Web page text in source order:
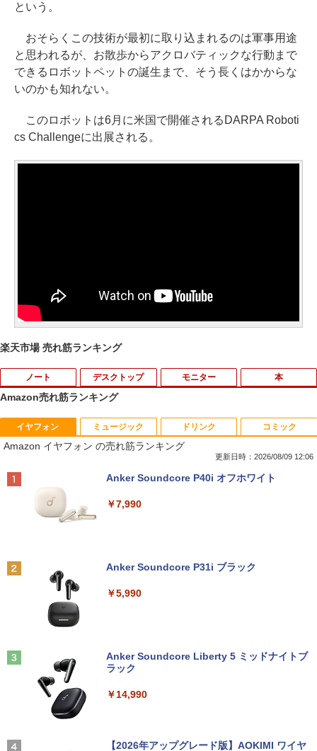
という。
おそらくこの技術が最初に取り込まれるのは軍事用途
と思われるが、お散歩からアクロバティックな行動まで
できるロボットペットの誕生まで、そう長くはかからな
いのかも知れない。
このロボットは6月に米国で開催されるDARPA Roboti
cs Challengeに出展される。
楽天市場 売れ筋ランキング
ノート
1
【★最大100%ポイント】【大特価!訳あ
り!】富士通 LIFEBOOK A576/第6世代 C
ore i3/メモリ:4GB/SSD:128GB/15.6型液
パソコン ノートパソコン Windows11 W
【マラソンP5倍/10%オフクーポン】中古
付き Panasonic Let's note CF-NX3 第4
￥9,800
GHz | MEM:8GB | HDD:500GB | DVDマ
デスクトップ
1
R309-Apple Mac mini A1347 1点 MacO
S Catalina 10.15.7/CPU Core i5-4260U/
メモリ 4GB/SATA 500GB intel HD Grap
★送料無料【中古動作品】
￥6,480
2
中古パソコン | NEC | Mate MRL36L-5 |
Windows11 | デスクトップ | 一年保証 |
Hz | MEM:8GB | SSD:256GB(新品) | DV
ャンス】GMKtec G5S ミニpc 【Intel N
FI6 Bluetooth5.2 4K 2画面出力 デスク
モニター
1
【楽天1位 10.5/11インチ 小型 軽量】モ
バイルモニター 10.5インチ 11インチ フ
ルHD 1080P 100%sRGB 400cd/m? 光沢
C対応 miniHDMI モニター 持ち運び サブ
V
24インチ IPS 内蔵スピーカーディスプレ
料無料】pcモニター (ケーブル付）
元】5年保証/Type-C/100Hz 24インチ モ
本
1
[新品]文豪ストレイドッグス (1-28巻 最
新刊) 全巻セット
￥22,264
3歳 4歳 小学館 タッチペン 図鑑 ずかん
祝い 知育玩具 英語教育
[11月中旬より発送予定][新品]角川まんが
16巻+別巻5冊セット[入荷予約]
Amazon売れ筋ランキング
イヤフォン
Amazon イヤフォン の売れ筋ランキング
更新日時：2026/08/09 12:06
Anker Soundcore P40i オフホワイト
￥7,990
Anker Soundcore P31i ブラック
￥5,990
Anker Soundcore Liberty 5 ミッドナイトブ
ラック
￥14,990
【2026年アップグレード版】AOKIMI ワイヤ
ミュージック ドリンク コミック